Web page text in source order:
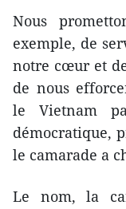
Nous
exemple, de
notre cœur et
de nous
le Vietnam
démocratique,
le camarade a
Le nom, la